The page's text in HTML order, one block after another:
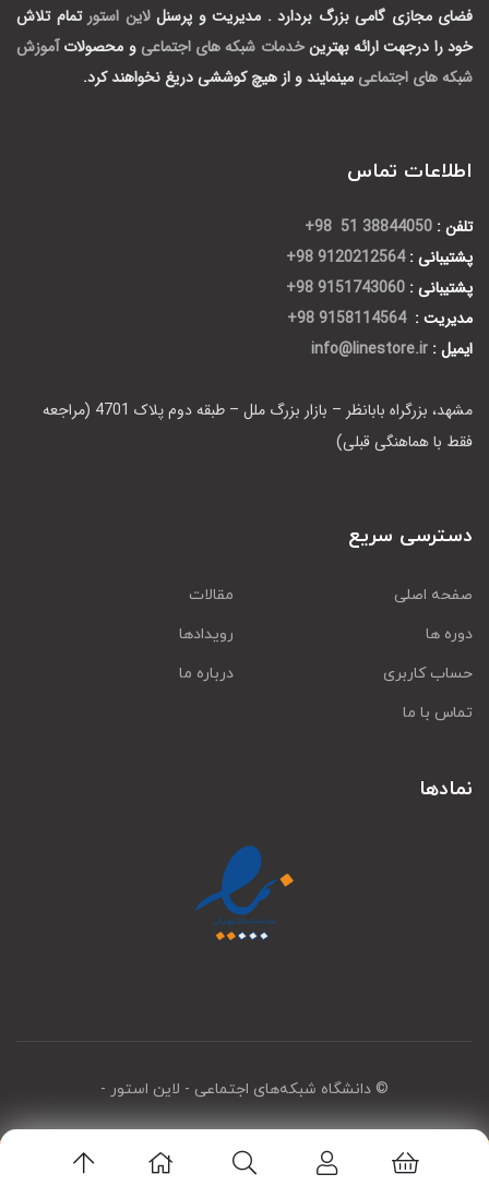
فضای مجازی گامی بزرگ بردارد . مدیریت و پرسنللاین استور تمام تلاش
خود را درجهت ارائه بهترینخدمات شبکه های اجتماعی و محصولات آموزش
شبکه های اجتماعی مینمایند و از هیچ کوششی دریغ نخواهند کرد.
اطلاعات تماس
تلفن : 38844050 51 98+
پشتیبانی : 9120212564 98+
پشتیبانی : 9151743060 98+
مدیریت : 9158114564 98+
ایمیل : info@linestore.ir
مشهد، بزرگراه بابانظر – بازار بزرگ ملل – طبقه دوم پلاک 4701 (مراجعه
فقط با هماهنگی قبلی)
دسترسی سریع
صفحه اصلی
مقالات
دوره ها
رویدادها
حساب کاربری
درباره ما
تماس با ما
نمادها
© دانشگاه شبکه‌های اجتماعی - لاین استور -
اپلیکیشن لاین استور